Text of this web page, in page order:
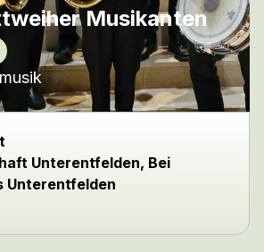
Musikanten
Unterentfelden, Bei
Unterentfelden